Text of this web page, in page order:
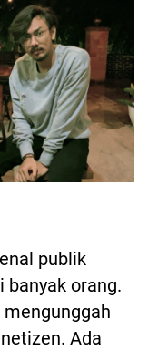
publik
banyak orang.
Ada